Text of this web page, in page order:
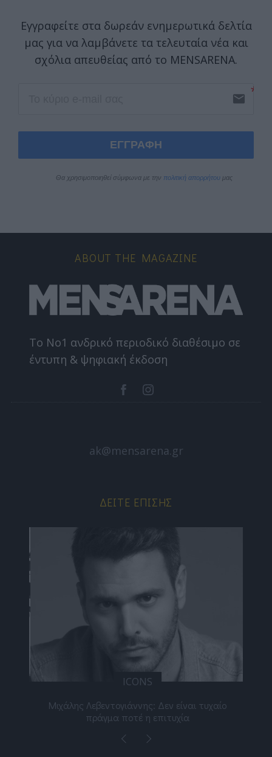
Εγγραφείτε στα δωρεάν ενημερωτικά δελτία
μας για να λαμβάνετε τα τελευταία νέα και
σχόλια απευθείας από το MENSARENA.
email
ΕΓΓΡΑΦΗ
Θα χρησιμοποιηθεί σύμφωνα με την πολιτική απορρήτου μας
ABOUT THE MAGAZINE
Το Nο1 ανδρικό περιοδικό διαθέσιμο σε
έντυπη & ψηφιακή έκδοση
ak@mensarena.gr
ΔΕΊΤΕ ΕΠΊΣΗΣ
ICONS
Μιχάλης Λεβεντογιάννης: Δεν είναι τυχαίο
πράγμα ποτέ η επιτυχία